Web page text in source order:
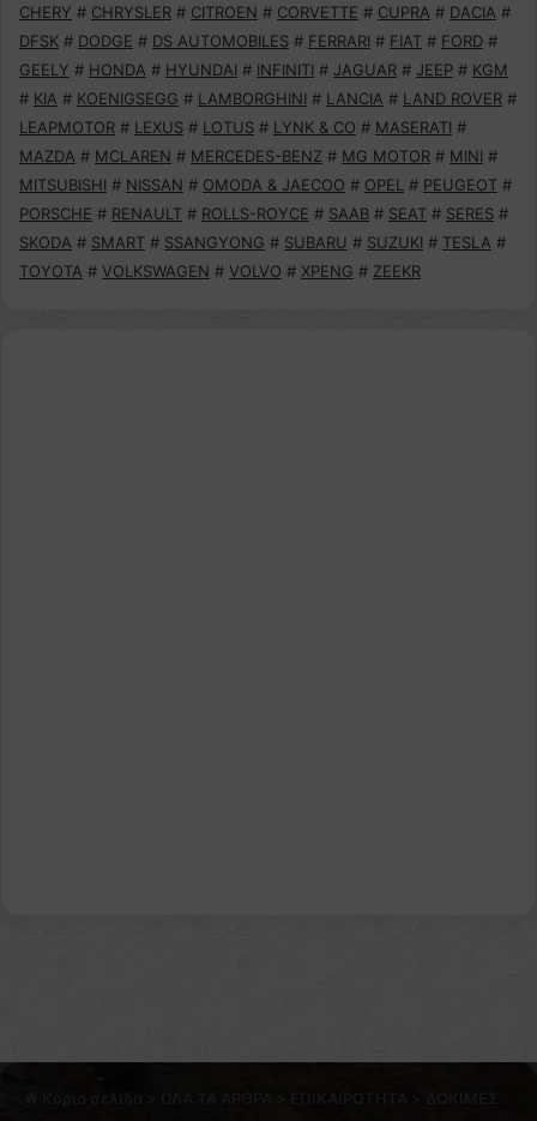
CHERY # CHRYSLER # CITROEN # CORVETTE # CUPRA # DACIA #
DFSK # DODGE # DS AUTOMOBILES # FERRARI # FIAT # FORD #
GEELY # HONDA # HYUNDAI # INFINITI # JAGUAR # JEEP # KGM
# KIA # KOENIGSEGG # LAMBORGHINI # LANCIA # LAND ROVER #
LEAPMOTOR # LEXUS # LOTUS # LYNK & CO # MASERATI #
MAZDA # MCLAREN # MERCEDES-BENZ # MG MOTOR # MINI #
MITSUBISHI # NISSAN # OMODA & JAECOO # OPEL # PEUGEOT #
PORSCHE # RENAULT # ROLLS-ROYCE # SAAB # SEAT # SERES #
SKODA # SMART # SSANGYONG # SUBARU # SUZUKI # TESLA #
TOYOTA # VOLKSWAGEN # VOLVO # XPENG # ZEEKR